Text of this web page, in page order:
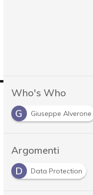
Who's Who
G
Giuseppe Alverone
Argomenti
D dati personali